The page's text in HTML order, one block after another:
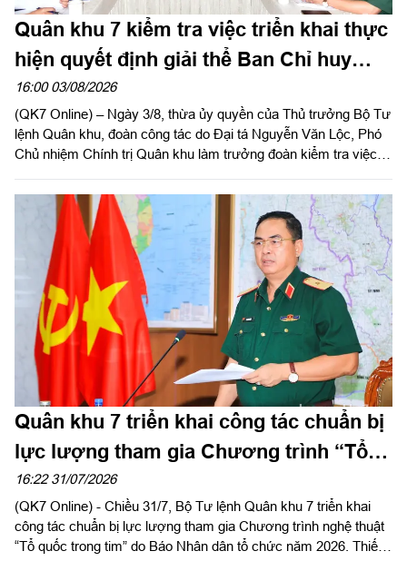
Quân khu 7 kiểm tra việc triển khai thực
hiện quyết định giải thể Ban Chỉ huy
PTKV tại TP Đồng Nai và tỉnh Lâm Đồng
16:00 03/08/2026
(QK7 Online) – Ngày 3/8, thừa ủy quyền của Thủ trưởng Bộ Tư
lệnh Quân khu, đoàn công tác do Đại tá Nguyễn Văn Lộc, Phó
Chủ nhiệm Chính trị Quân khu làm trưởng đoàn kiểm tra việc
PTKV, điều chuyển, thành lập các đơn vị trực thuộc Bộ CHQS
TP Đồng Nai và Bộ CHQS tỉnh Lâm Đồng.
Quân khu 7 triển khai công tác chuẩn bị
lực lượng tham gia Chương trình “Tổ
quốc trong tim”
16:22 31/07/2026
(QK7 Online) - Chiều 31/7, Bộ Tư lệnh Quân khu 7 triển khai
công tác chuẩn bị lực lượng tham gia Chương trình nghệ thuật
“Tổ quốc trong tim” do Báo Nhân dân tổ chức năm 2026. Thiếu